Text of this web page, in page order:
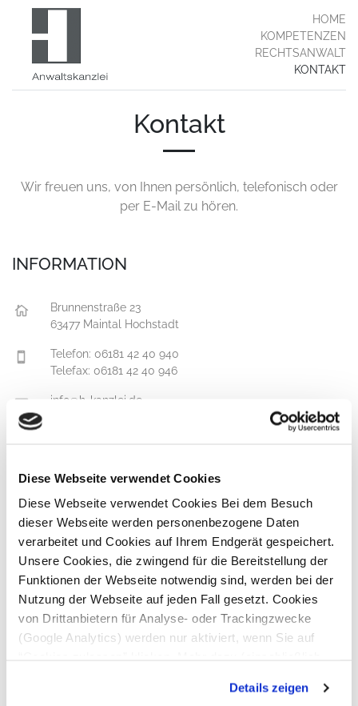
Diese Webseite verwendet Cookies
Diese Webseite verwendet Cookies Bei dem Besuch
dieser Webseite werden personenbezogene Daten
verarbeitet und Cookies auf Ihrem Endgerät gespeichert.
Unsere Cookies, die zwingend für die Bereitstellung der
Funktionen der Webseite notwendig sind, werden bei der
Nutzung der Webseite auf jeden Fall gesetzt. Cookies
von Drittanbietern für Analyse- oder Trackingzwecke
(Google Analytics) werden nur aktiviert, wenn Sie auf
Datenschutzerklärung—
Details zeigen
HOME
KOMPETENZEN
RECHTSANWALT
KONTAKT
Kontakt
Kontakt
Wir freuen uns, von Ihnen persönlich, telefonisch oder
per E-Mail zu hören.
INFORMATION
Brunnenstraße 23
63477 Maintal Hochstadt
Telefon: 06181 42 40 940
Telefax: 06181 42 40 946
info@h-kanzlei.de
Name
E-Mail
Nachricht